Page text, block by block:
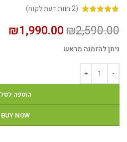
(
2חוות דעת לקוח)
₪2,590.00
₪1,990.00
ניתן להזמנה מראש
הוספה לסל
BUY NOW